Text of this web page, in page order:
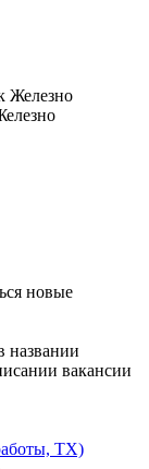
новые
названии
вакансии
ТХ)